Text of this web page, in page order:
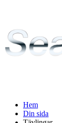
Hem
Din sida